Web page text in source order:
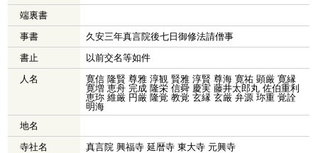
端裏書
事書
久安三年真言院後七日御修法請僧事
書止
以前交名等如件
人名
寛信 隆賢 尊雅 淳観 賢雅 淳賢 尊海 寛祐 顕厳 寛縁
寛増 恵舟 完成 隆栄 信舜 慶実 藤井太郎丸 佐伯重利
恵珎 維厳 円厳 隆覚 教覚 玄縁 玄厳 弁源 珎重 覚詮
明海
地名
寺社名
真言院 興福寺 延暦寺 東大寺 元興寺